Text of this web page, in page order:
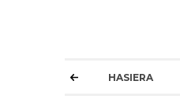
HASIERA